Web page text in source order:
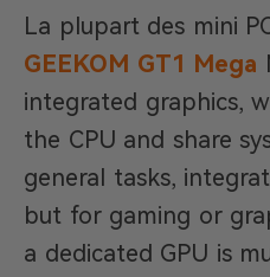
La plupart des mini
GEEKOM GT1 Mega
integrated graphics,
the CPU and share
general tasks,
but for gaming or
a dedicated GPU is